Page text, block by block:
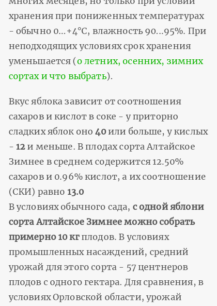
хранения при пониженных температурах
- обычно 0...+4°С, влажность 90...95%. При
неподходящих условиях срок хранения
уменьшается (о летних, осенних, зимних
сортах и что выбрать).
Вкус яблока зависит от соотношения
сахаров и кислот в соке - у приторно
сладких яблок оно40или больше, у кислых
- 12и меньше. В плодах сорта Алтайское
Зимнее в среднем содержится 12.50%
сахаров и 0.96% кислот, а их соотношение
(СКИ) равно 13.0
В условиях обычного сада, с одной яблони
сорта Алтайское Зимнее можно собрать
примерно 10 кгплодов. В условиях
промышленных насаждений, средний
урожай для этого сорта - 57 центнеров
плодов с одного гектара. Для сравнения, в
условиях Орловской области, урожай